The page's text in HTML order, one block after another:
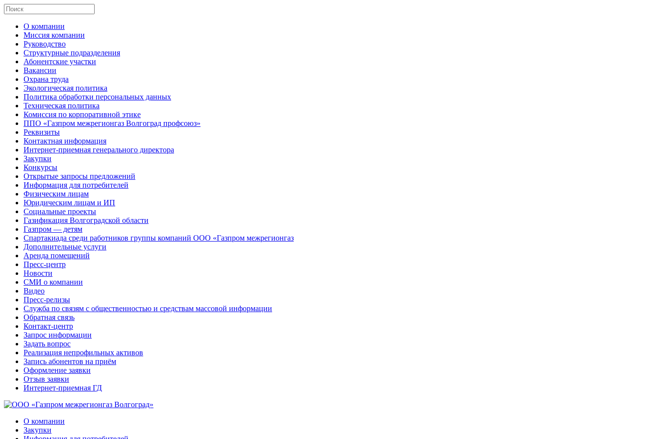
О компании
Миссия компании
Руководство
Структурные подразделения
Абонентские участки
Вакансии
Охрана труда
Экологическая политика
Политика обработки персональных данных
Техническая политика
Комиссия по корпоративной этике
ППО «Газпром межрегионгаз Волгоград профсоюз»
Реквизиты
Контактная информация
Интернет-приемная генерального директора
Закупки
Конкурсы
Открытые запросы предложений
Информация для потребителей
Физическим лицам
Юридическим лицам и ИП
Социальные проекты
Газификация Волгоградской области
Газпром — детям
Спартакиада среди работников группы компаний ООО «Газпром межрегионгаз
Дополнительные услуги
Аренда помещений
Пресс-центр
Новости
СМИ о компании
Видео
Пресс-релизы
Служба по связям с общественностью и средствам массовой информации
Обратная связь
Контакт-центр
Запрос информации
Задать вопрос
Реализация непрофильных активов
Запись абонентов на приём
Оформление заявки
Отзыв заявки
Интернет-приемная ГД
О компании
Закупки